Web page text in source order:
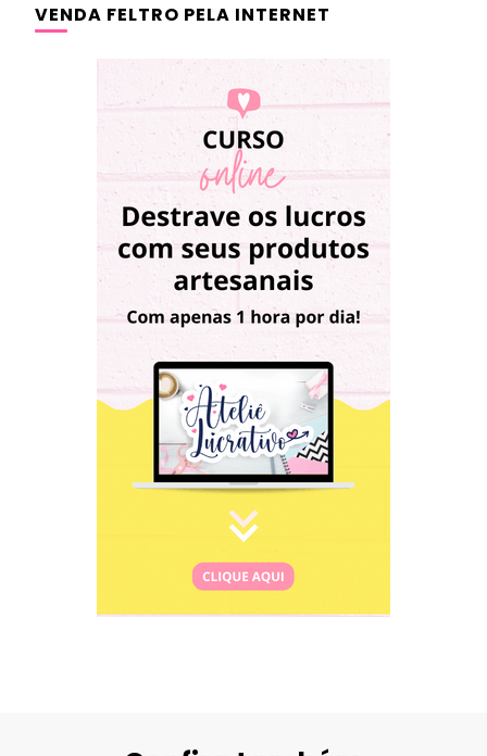
VENDA FELTRO PELA INTERNET